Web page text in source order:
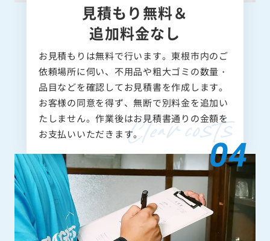
見積もり無料＆
追加料金なし
お見積もりは無料で行います。東根市内のご
依頼場所に伺い、不用品や粗大ゴミの数量・
品目などを確認してお見積書を作成します。
お客様の同意を得ず、無断で別料金を追加い
たしません。作業後はお見積書通りの金額を
お支払いいただきます。